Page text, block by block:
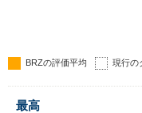
BRZの評価平均 現行の
最高